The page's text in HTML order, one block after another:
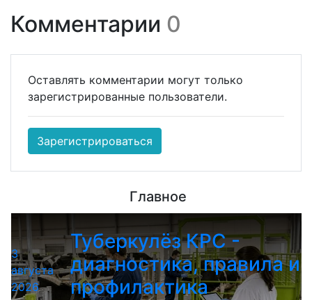
Комментарии 0
Оставлять комментарии могут только
зарегистрированные пользователи.
Зарегистрироваться
Главное
3
августа
2026
Туберкулёз КРС -
диагностика, правила и
профилактика